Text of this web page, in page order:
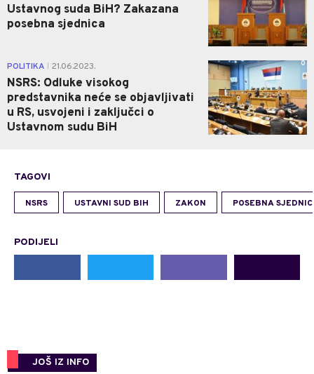
Ustavnog suda BiH? Zakazana
posebna sjednica
POLITIKA 21.06.2023.
NSRS: Odluke visokog
predstavnika neće se objavljivati
u RS, usvojeni i zaključci o
Ustavnom sudu BiH
0
TAGOVI
NSRS USTAVNI SUD BIH ZAKON POSEBNA
PODIJELI
JOŠ IZ INFO